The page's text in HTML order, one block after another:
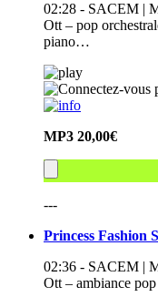
02:28 - SACEM |
Ott – pop
piano…
MP3 20,00€
---
Princess Fashion
02:36 - SACEM |
Ott – ambiance